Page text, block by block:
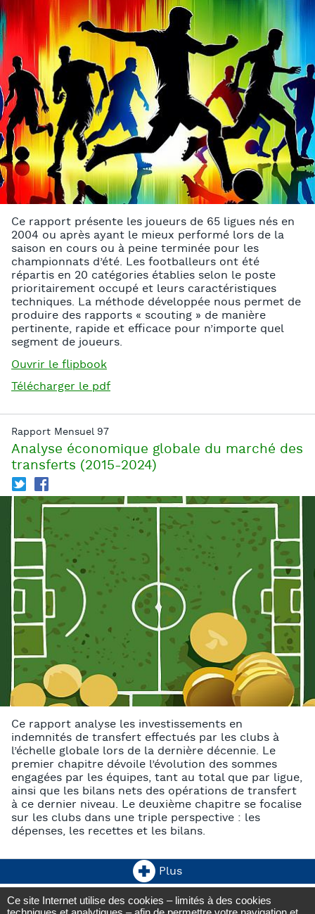
Ce rapport présente les joueurs de 65 ligues nés en
2004 ou après ayant le mieux performé lors de la
saison en cours ou à peine terminée pour les
championnats d’été. Les footballeurs ont été
répartis en 20 catégories établies selon le poste
prioritairement occupé et leurs caractéristiques
techniques. La méthode développée nous permet de
produire des rapports « scouting » de manière
pertinente, rapide et efficace pour n’importe quel
segment de joueurs.
Ouvrir le flipbook
Télécharger le pdf
Rapport Mensuel 97
Analyse économique globale du marché des
transferts (2015-2024)
T f
Ce rapport analyse les investissements en
indemnités de transfert effectués par les clubs à
l’échelle globale lors de la dernière décennie. Le
premier chapitre dévoile l’évolution des sommes
engagées par les équipes, tant au total que par ligue,
ainsi que les bilans nets des opérations de transfert
à ce dernier niveau. Le deuxième chapitre se focalise
sur les clubs dans une triple perspective : les
dépenses, les recettes et les bilans.
Plus
Observatoire du football CIES
Ce site Internet utilise des cookies – limités à des cookies